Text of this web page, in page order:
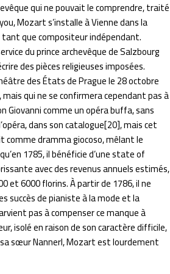
qui ne pouvait le comprendre, traité
Mozart s’installe à Vienne dans la
que compositeur indépendant.
du prince archevêque de Salzbourg
des pièces religieuses imposées.
des États de Prague le 28 octobre
mais qui ne se confirmera cependant pas à
Giovanni comme un opéra buffa, sans
dans son catalogue[20], mais cet
comme dramma giocoso, mêlant le
1785, il bénéficie d’une state of
avec des revenus annuels estimés,
et 6000 florins. À partir de 1786, il ne
succès de pianiste à la mode et la
pas à compenser ce manque à
isolé en raison de son caractère difficile,
sœur Nannerl, Mozart est lourdement